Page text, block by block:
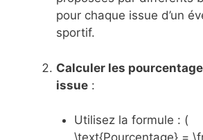
pour chaque issue d’un
sportif.
Calculer les
issue :
Utilisez la formule : (